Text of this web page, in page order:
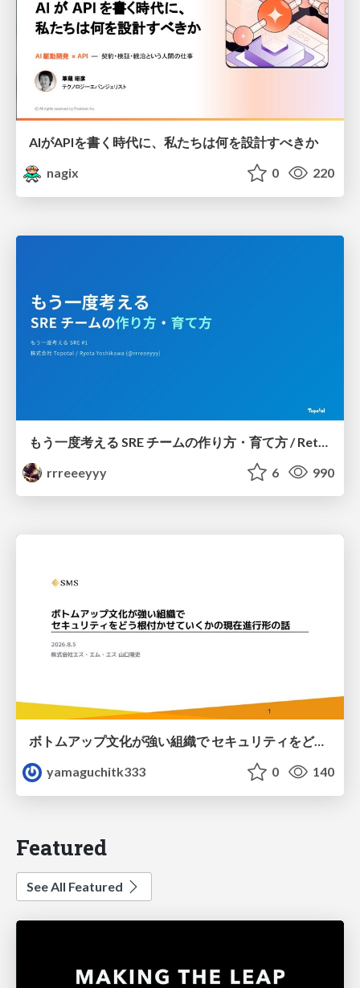
AIがAPIを書く時代に、私たちは何を設計すべきか
nagix
0 220
rrreeeyyy
6 990
ボトムアップ文化が強い組織で セキュリティをどう根付かせていくかの現在進行形の話 / Making Security Stick in a Bottom-Up Organization
yamaguchitk333
0 140
Featured
See All Featured